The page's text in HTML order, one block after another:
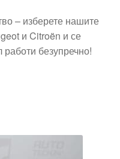
– изберете нашите
и Citroën и се
безупречно!